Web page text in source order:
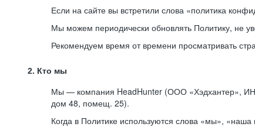
Если на сайте вы встретили слова «политика
Мы можем периодически обновлять Политику, не
Рекомендуем время от времени просматривать
2. Кто мы
Мы — компания HeadHunter (ООО «Хэдхантер», ИНН
дом 48, помещ. 25).
Когда в Политике используются слова «мы»,